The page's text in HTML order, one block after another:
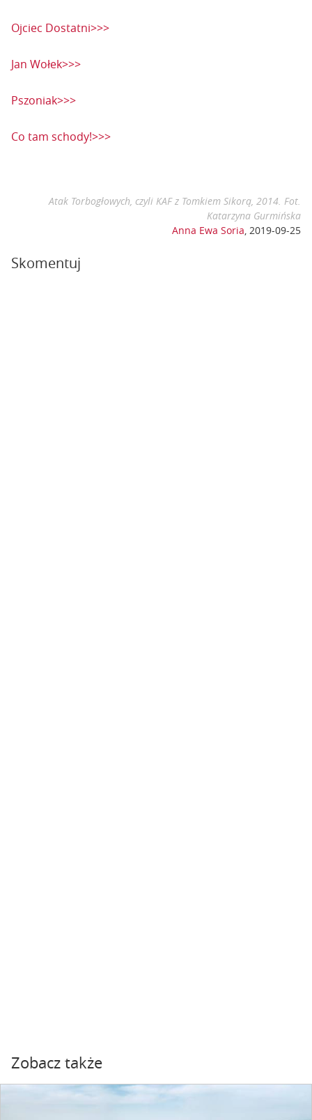
Ojciec Dostatni>>>
Jan Wołek>>>
Pszoniak>>>
Co tam schody!>>>
Atak Torbogłowych, czyli KAF z Tomkiem Sikorą, 2014. Fot.
Katarzyna Gurmińska
Anna Ewa Soria, 2019-09-25
Skomentuj
Zobacz także